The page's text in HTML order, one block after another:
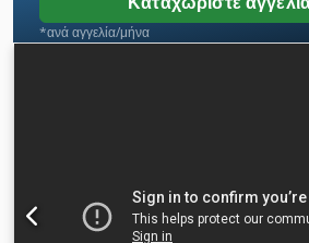
*ανά αγγελία/μήνα